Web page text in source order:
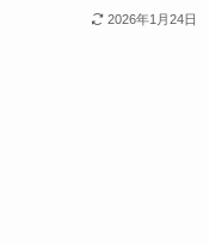
2026年1月24日